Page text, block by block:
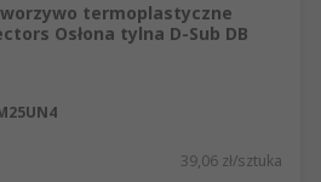
termoplastyczne
Osłona tylna D-Sub DB
39,06 zł/sztuka